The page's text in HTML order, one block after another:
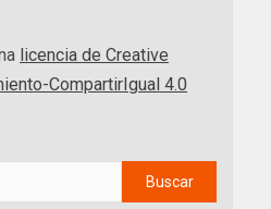
licencia de Creative
CompartirIgual 4.0